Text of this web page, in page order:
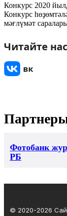
Конкурс 2020
Конкурс
мәғлүмәт
Читайте нас
Фотобанк
РБ
© 2020-2026